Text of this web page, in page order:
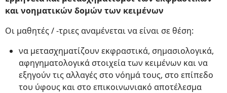
και νοηματικών δομών των κειμένων
Οι μαθητές / -τριες αναμένεται να είναι σε θέση:
να μετασχηματίζουν εκφραστικά, σημασιολογικά,
αφηγηματολογικά στοιχεία των κειμένων και να
εξηγούν τις αλλαγές στο νόημά τους, στο επίπεδο
του ύφους και στο επικοινωνιακό αποτέλεσμα